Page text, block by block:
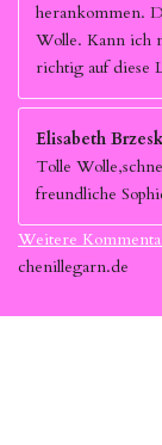
herankommen.
Wolle. Kann ich
richtig auf diese
Elisabeth
Tolle
freundliche
Weitere
chenillegarn.de